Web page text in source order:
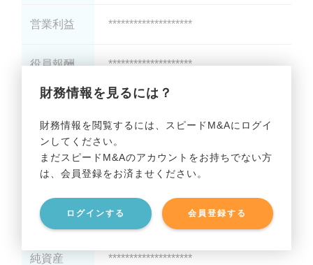
財務情報を見るには？
財務情報を閲覧するには、スピードM&Aにログイ
ンしてください。
まだスピードM&Aのアカウントをお持ちでない方
は、会員登録をお済ませください。
ログインする 会員登録する
営業利益 ********************
役員報酬 ********************
貸借対照表（B/S）
総資産 ********************
有利子負債 ********************
純資産 ********************